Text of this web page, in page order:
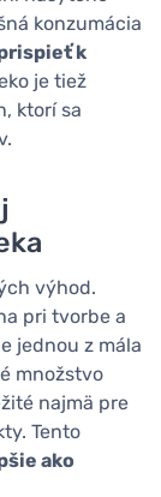
konzumácia
k
je tiež
ktorí sa
výhod.
pri tvorbe a
jednou z mála
množstvo
najmä pre
Tento
ako